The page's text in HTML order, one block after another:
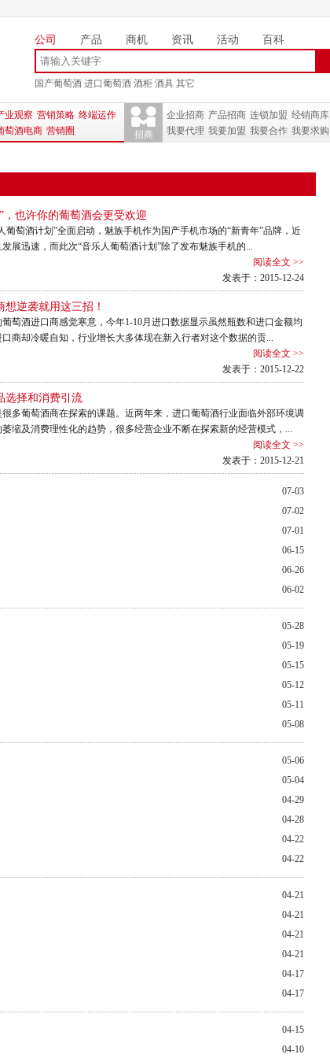
公司 产品 商机 资讯 活动 百科
国产葡萄酒 进口葡萄酒 酒柜 酒具 其它
业观察 营销策略 终端运作
萄酒电商 营销圈 招商
企业招商 产品招商 连锁加盟 经销商库
我要代理 我要加盟 我要合作 我要求购
，也许你的葡萄酒会更受欢迎
葡萄酒计划”全面启动，魅族手机作为国产手机市场的“新青年”品牌，近
展迅速，而此次“音乐人葡萄酒计划”除了发布魅族手机的...
阅读全文 >>
发表于：2015-12-24
逆袭就用这三招！
萄酒进口商感觉寒意，今年1-10月进口数据显示虽然瓶数和进口金额均
商却冷暖自知，行业增长大多体现在新入行者对这个数据的贡...
阅读全文 >>
发表于：2015-12-22
选择和消费引流
多葡萄酒商在探索的课题。近两年来，进口葡萄酒行业面临外部环境调
缩及消费理性化的趋势，很多经营企业不断在探索新的经营模式，...
阅读全文 >>
发表于：2015-12-21
07-03
07-02
07-01
06-15
06-26
06-02
05-28
05-19
05-15
05-12
05-11
05-08
05-06
05-04
04-29
04-28
04-22
04-22
04-21
04-21
04-21
04-21
04-17
04-17
04-15
04-10